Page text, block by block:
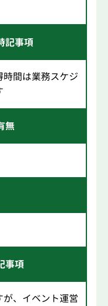
記事項
間は業務スケジ
無
事項
、イベント運営